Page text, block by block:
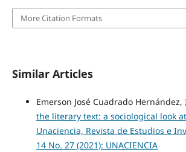
More Citation Formats
Similar Articles
Emerson José Cuadrado Hernández,
the literary text: a sociological look
Unaciencia, Revista de Estudios e
14 No. 27 (2021): UNACIENCIA